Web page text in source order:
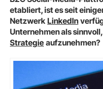
etabliert, ist es seit
Netzwerk LinkedIn
Unternehmen als
Strategie aufzunehmen?